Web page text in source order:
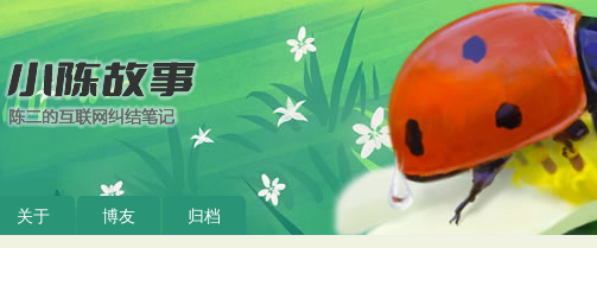
关于 博友 归档